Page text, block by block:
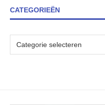
CATEGORIEËN